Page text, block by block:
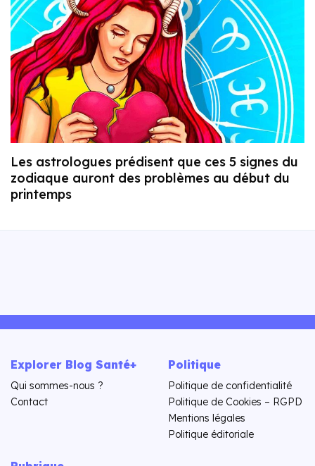
Les astrologues prédisent que ces 5 signes du
zodiaque auront des problèmes au début du
printemps
Explorer Blog Santé+
Qui sommes-nous ?
Contact
Politique
Politique de confidentialité
Politique de Cookies – RGPD
Mentions légales
Politique éditoriale